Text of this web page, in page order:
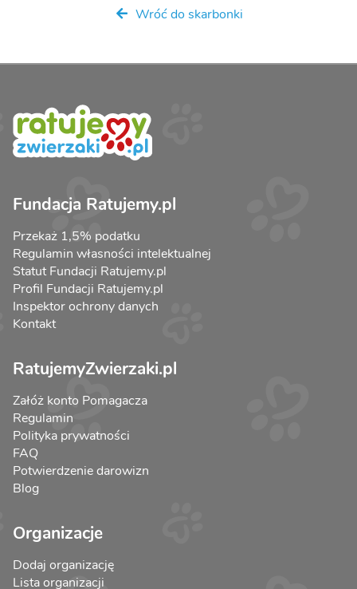
Wróć do skarbonki
Fundacja Ratujemy.pl
Przekaż 1,5% podatku
Regulamin własności intelektualnej
Statut Fundacji Ratujemy.pl
Profil Fundacji Ratujemy.pl
Inspektor ochrony danych
Kontakt
RatujemyZwierzaki.pl
Załóż konto Pomagacza
Regulamin
Polityka prywatności
FAQ
Potwierdzenie darowizn
Blog
Organizacje
Dodaj organizację
Lista organizacji